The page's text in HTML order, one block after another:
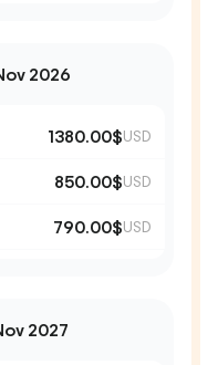
2026
1380.00$USD
850.00$USD
790.00$USD
2027